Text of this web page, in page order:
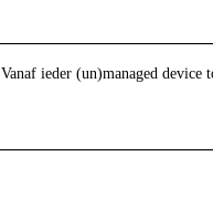
Vanaf ieder (un)managed